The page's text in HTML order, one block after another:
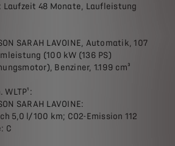
48 Monate, Laufleistung
SARAH LAVOINE, Automatik, 107
(100 kW (136 PS)
Benziner, 1.199 cm³
SARAH LAVOINE:
5,0 l/100 km; CO2-Emission 112
C